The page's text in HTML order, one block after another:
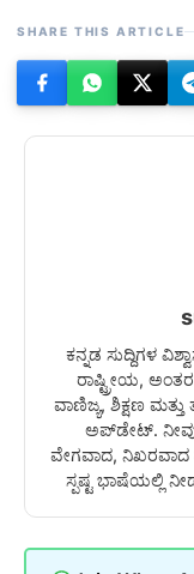
SHARE THIS ARTICLE
ಕನ್ನಡ ಸುದ್ದಿಗಳ
ರಾಷ್ಟ್ರೀಯ,
ವಾಣಿಜ್ಯ, ಶಿಕ್ಷಣ ಮತ್ತು
ಅಪ್‌ಡೇಟ್.
ವೇಗವಾದ, ನಿಖರವಾದ
ಸ್ಪಷ್ಟ ಭಾಷೆಯಲ್ಲಿ